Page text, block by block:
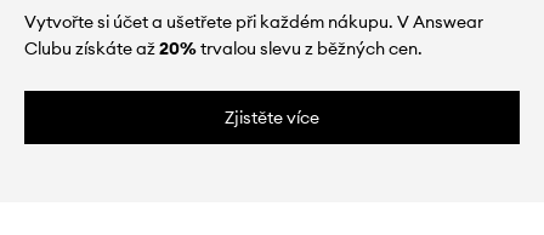
Vytvořte si účet a ušetřete při každém nákupu. V Answear
Clubu získáte až20%trvalou slevu z běžných cen.
Zjistěte více